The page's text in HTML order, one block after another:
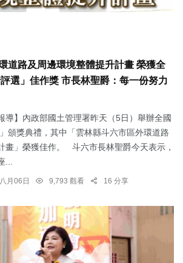
道路及周邊環境整體提升計畫 榮獲全
選」佳作獎 市長林聖爵：每一份努力
導】內政部國土管理署昨天（5日）舉辦全國
頒獎典禮，其中「雲林縣斗六市區外環道路
畫」榮獲佳作。 斗六市長林聖爵今天表示，
...
月06日 9,793 觀看 16 分享